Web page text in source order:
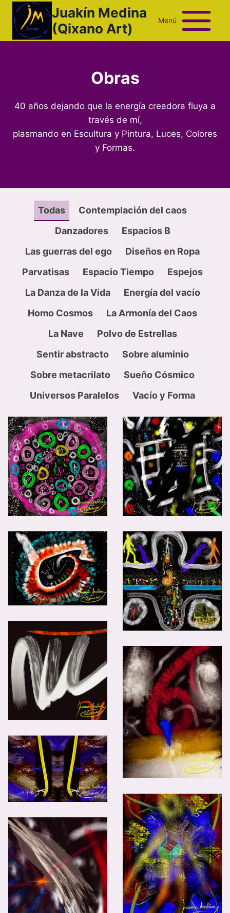
Saltar
contenido
Juakín Medina
(Qixano Art)
Menú
Obras
40 años dejando que la energía creadora fluya a
través de mí,
plasmando en Escultura y Pintura, Luces, Colores
y Formas.
Todas
Contemplación del caos
Danzadores
Espacios B
Las guerras del ego
Diseños en Ropa
Parvatisas
Espacio Tiempo
Espejos
La Danza de la Vida
Energía del vacío
Homo Cosmos
La Armonía del Caos
La Nave
Polvo de Estrellas
Sentir abstracto
Sobre aluminio
Sobre metacrilato
Sueño Cósmico
Universos Paralelos
Vacío y Forma